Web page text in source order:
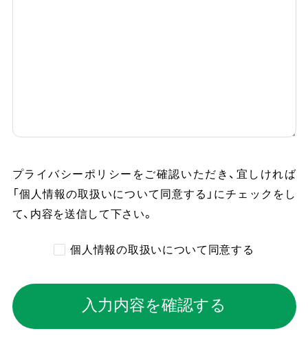
プライバシーポリシーをご確認いただき、 宜しければ
「個人情報の取扱いについて同意する」にチェックをし
て、内容を送信して下さい。
個人情報の取扱いについて同意する
入力内容を確認する